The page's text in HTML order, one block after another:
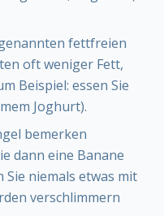
fettfreien
oft weniger Fett,
Beispiel: essen Sie
Joghurt).
bemerken
dann eine Banane
niemals etwas mit
verschlimmern